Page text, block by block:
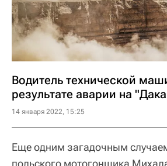
Водитель технической
результате аварии на
14 января 2022, 15:25
Еще одним загадочным
польского мотогонщика